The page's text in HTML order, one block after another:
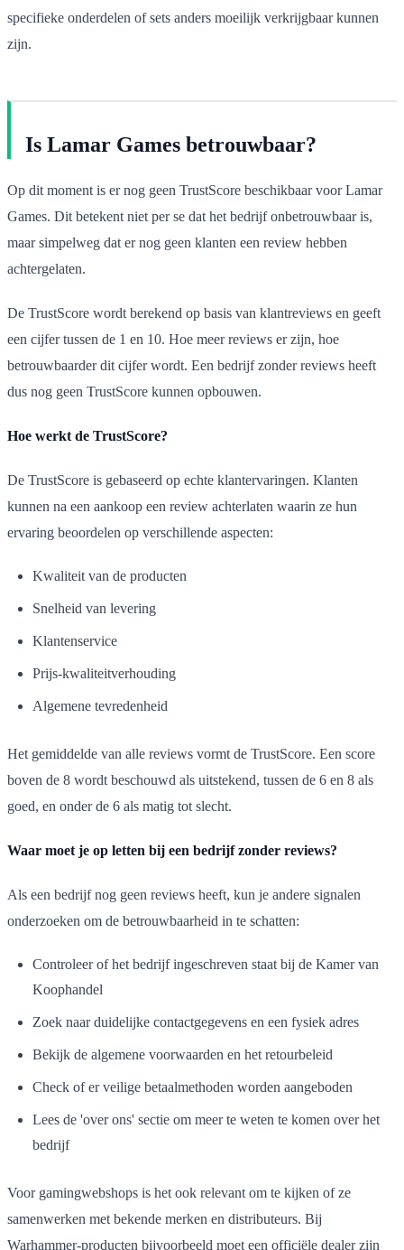
specifieke onderdelen of sets anders moeilijk verkrijgbaar kunnen
zijn.
Is Lamar Games betrouwbaar?
Op dit moment is er nog geen TrustScore beschikbaar voor Lamar
Games. Dit betekent niet per se dat het bedrijf onbetrouwbaar is,
maar simpelweg dat er nog geen klanten een review hebben
achtergelaten.
De TrustScore wordt berekend op basis van klantreviews en geeft
een cijfer tussen de 1 en 10. Hoe meer reviews er zijn, hoe
betrouwbaarder dit cijfer wordt. Een bedrijf zonder reviews heeft
dus nog geen TrustScore kunnen opbouwen.
Hoe werkt de TrustScore?
De TrustScore is gebaseerd op echte klantervaringen. Klanten
kunnen na een aankoop een review achterlaten waarin ze hun
ervaring beoordelen op verschillende aspecten:
Kwaliteit van de producten
Snelheid van levering
Klantenservice
Prijs-kwaliteitverhouding
Algemene tevredenheid
Het gemiddelde van alle reviews vormt de TrustScore. Een score
boven de 8 wordt beschouwd als uitstekend, tussen de 6 en 8 als
goed, en onder de 6 als matig tot slecht.
Waar moet je op letten bij een bedrijf zonder reviews?
Als een bedrijf nog geen reviews heeft, kun je andere signalen
onderzoeken om de betrouwbaarheid in te schatten:
Controleer of het bedrijf ingeschreven staat bij de Kamer van
Koophandel
Zoek naar duidelijke contactgegevens en een fysiek adres
Bekijk de algemene voorwaarden en het retourbeleid
Check of er veilige betaalmethoden worden aangeboden
Lees de 'over ons' sectie om meer te weten te komen over het
bedrijf
Voor gamingwebshops is het ook relevant om te kijken of ze
samenwerken met bekende merken en distributeurs. Bij
Warhammer-producten bijvoorbeeld moet een officiële dealer zijn